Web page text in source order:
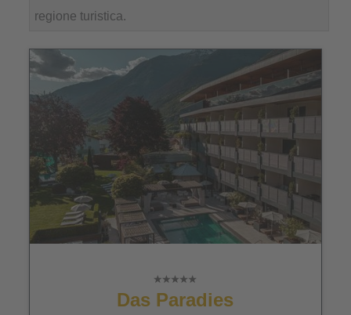
regione turistica.
Das Paradies